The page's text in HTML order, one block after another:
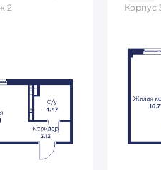
2
Корпус